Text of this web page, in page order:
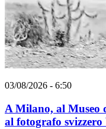
03/08/2026 - 6:50
A Milano, al Museo
al fotografo